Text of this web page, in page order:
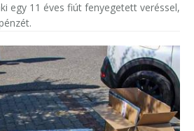
egy 11 éves fiút fenyegetett veréssel,